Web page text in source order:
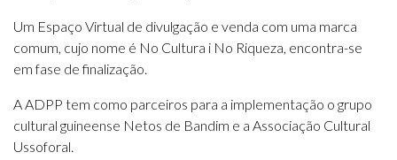
Um Espaço Virtual de divulgação e venda com uma marca
comum, cujo nome é No Cultura i No Riqueza, encontra-se
em fase de finalização.
A ADPP tem como parceiros para a implementação o grupo
cultural guineense Netos de Bandim e a Associação Cultural
Ussoforal.